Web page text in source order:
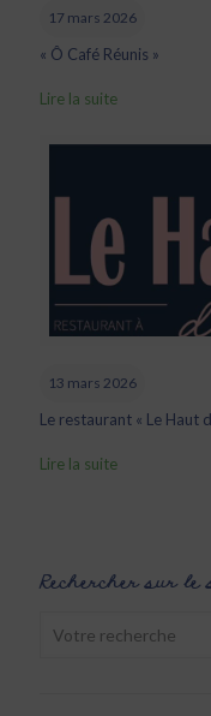
17 mars 2026
« Ô Café Réunis »
Lire la suite
13 mars 2026
Le restaurant « Le Haut
Lire la suite
Rechercher sur le